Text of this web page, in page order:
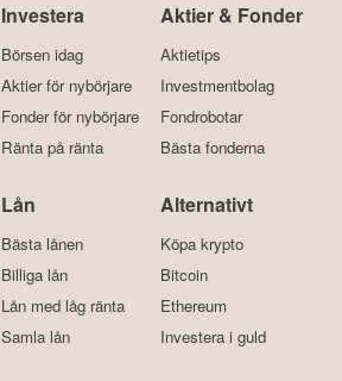
Investera
Börsen idag
Aktier för nybörjare
Fonder för nybörjare
Ränta på ränta
Aktier & Fonder
Aktietips
Investmentbolag
Fondrobotar
Bästa fonderna
Lån
Bästa lånen
Billiga lån
Lån med låg ränta
Samla lån
Alternativt
Köpa krypto
Bitcoin
Ethereum
Investera i guld